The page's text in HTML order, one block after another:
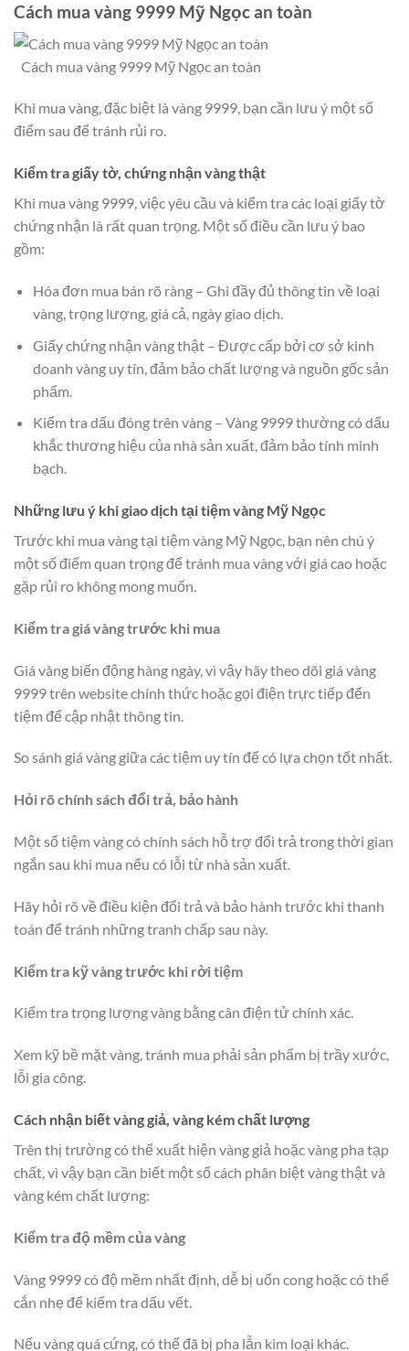
Cách mua vàng 9999 Mỹ Ngọc an toàn
Cách mua vàng 9999 Mỹ Ngọc an toàn
Khi mua vàng, đặc biệt là vàng 9999, bạn cần lưu ý một số
điểm sau để tránh rủi ro.
Kiểm tra giấy tờ, chứng nhận vàng thật
Khi mua vàng 9999, việc yêu cầu và kiểm tra các loại giấy tờ
chứng nhận là rất quan trọng. Một số điều cần lưu ý bao
gồm:
Hóa đơn mua bán rõ ràng – Ghi đầy đủ thông tin về loại
vàng, trọng lượng, giá cả, ngày giao dịch.
Giấy chứng nhận vàng thật – Được cấp bởi cơ sở kinh
doanh vàng uy tín, đảm bảo chất lượng và nguồn gốc sản
phẩm.
Kiểm tra dấu đóng trên vàng – Vàng 9999 thường có dấu
khắc thương hiệu của nhà sản xuất, đảm bảo tính minh
bạch.
Những lưu ý khi giao dịch tại tiệm vàng Mỹ Ngọc
Trước khi mua vàng tại tiệm vàng Mỹ Ngọc, bạn nên chú ý
một số điểm quan trọng để tránh mua vàng với giá cao hoặc
gặp rủi ro không mong muốn.
Kiểm tra giá vàng trước khi mua
Giá vàng biến động hàng ngày, vì vậy hãy theo dõi giá vàng
9999 trên website chính thức hoặc gọi điện trực tiếp đến
tiệm để cập nhật thông tin.
So sánh giá vàng giữa các tiệm uy tín để có lựa chọn tốt nhất.
Hỏi rõ chính sách đổi trả, bảo hành
Một số tiệm vàng có chính sách hỗ trợ đổi trả trong thời gian
ngắn sau khi mua nếu có lỗi từ nhà sản xuất.
Hãy hỏi rõ về điều kiện đổi trả và bảo hành trước khi thanh
toán để tránh những tranh chấp sau này.
Kiểm tra kỹ vàng trước khi rời tiệm
Kiểm tra trọng lượng vàng bằng cân điện tử chính xác.
Xem kỹ bề mặt vàng, tránh mua phải sản phẩm bị trầy xước,
lỗi gia công.
Cách nhận biết vàng giả, vàng kém chất lượng
Trên thị trường có thể xuất hiện vàng giả hoặc vàng pha tạp
chất, vì vậy bạn cần biết một số cách phân biệt vàng thật và
vàng kém chất lượng:
Kiểm tra độ mềm của vàng
Vàng 9999 có độ mềm nhất định, dễ bị uốn cong hoặc có thể
cắn nhẹ để kiểm tra dấu vết.
Nếu vàng quá cứng, có thể đã bị pha lẫn kim loại khác.